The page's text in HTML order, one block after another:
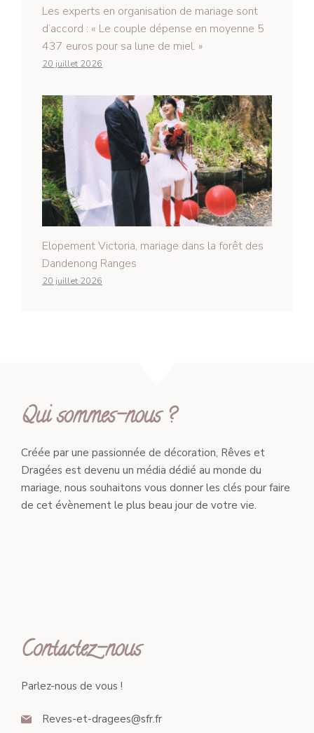
Les experts en organisation de mariage sont
d’accord : « Le couple dépense en moyenne 5
437 euros pour sa lune de miel. »
20 juillet 2026
Elopement Victoria, mariage dans la forêt des
Dandenong Ranges
20 juillet 2026
Qui sommes-nous ?
Créée par une passionnée de décoration, Rêves et
Dragées est devenu un média dédié au monde du
mariage, nous souhaitons vous donner les clés pour faire
de cet évènement le plus beau jour de votre vie.
Contactez-nous
Parlez-nous de vous !
Reves-et-dragees@sfr.fr